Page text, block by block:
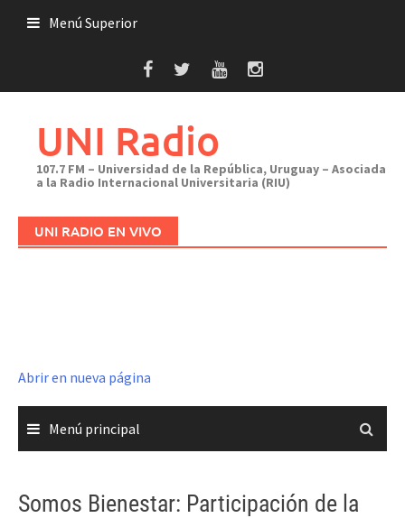
Menú Superior
UNI Radio
107.7 FM – Universidad de la República, Uruguay – Asociada
a la Radio Internacional Universitaria (RIU)
UNI RADIO EN VIVO
Abrir en nueva página
Menú principal
Somos Bienestar: Participación de la